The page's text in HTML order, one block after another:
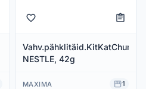
Vahv.pähklitäid.KitKatChunky
NESTLE, 42g
MAXIMA 1